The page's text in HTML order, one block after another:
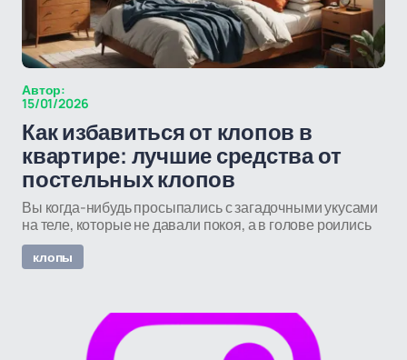
Автор:
15/01/2026
Как избавиться от клопов в
квартире: лучшие средства от
постельных клопов
Вы когда-нибудь просыпались с загадочными укусами
на теле, которые не давали покоя, а в голове роились
клопы